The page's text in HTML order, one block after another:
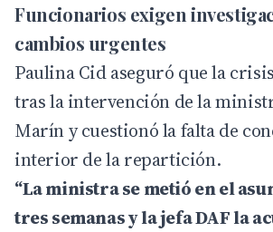
Funcionarios exigen
cambios urgentes
Paulina Cid aseguró que la
tras la intervención de la
Marín y cuestionó la falta de
interior de la repartición.
“La ministra se metió en el
tres semanas y la jefa DAF la